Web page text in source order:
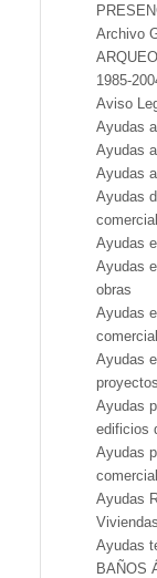
Archivo
1985-
Aviso
Ayudas
Ayudas
Ayudas
Ayudas
Ayudas
Ayudas
obras
Ayudas
Ayudas
Ayudas
edificios
Ayudas
Ayudas
Ayudas
BAÑOS